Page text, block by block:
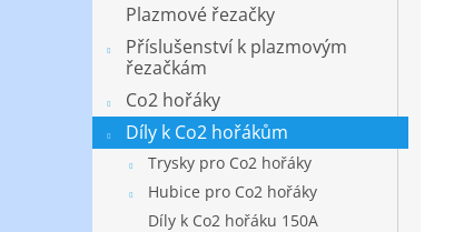
Plazmové řezačky
Příslušenství k plazmovým
řezačkám
Co2 hořáky
Díly k Co2 hořákům
Trysky pro Co2 hořáky
Hubice pro Co2 hořáky
Díly k Co2 hořáku 150A